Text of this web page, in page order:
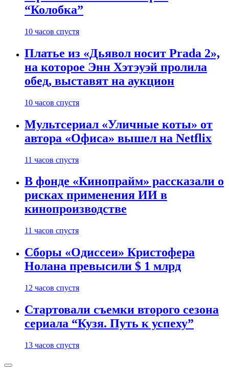
“Колобка”
10 часов спустя
Платье из «Дьявол носит Prada 2»,
на которое Энн Хэтэуэй пролила
обед, выставят на аукцион
10 часов спустя
Мультсериал «Уличные коты» от
автора «Офиса» вышел на Netflix
11 часов спустя
В фонде «Кинопрайм» рассказали о
рисках применения ИИ в
кинопроизводстве
11 часов спустя
Сборы «Одиссеи» Кристофера
Нолана превысили $ 1 млрд
12 часов спустя
Стартовали съемки второго сезона
сериала “Кузя. Путь к успеху”
13 часов спустя